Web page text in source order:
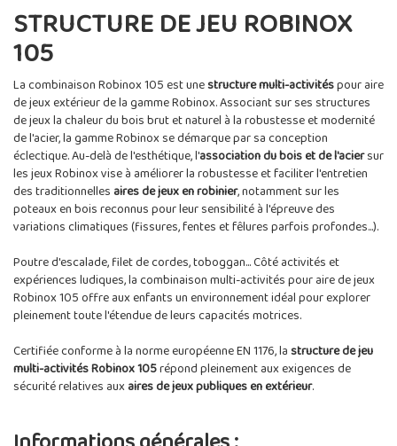
STRUCTURE DE JEU ROBINOX
105
La combinaison Robinox 105 est unestructure multi-activitéspour aire
de jeux extérieur de la gamme Robinox. Associant sur ses structures
de jeux la chaleur du bois brut et naturel à la robustesse et modernité
de l'acier, la gamme Robinox se démarque par sa conception
éclectique. Au-delà de l'esthétique, l'association du bois et de l'aciersur
les jeux Robinox vise à améliorer la robustesse et faciliter l'entretien
des traditionnelles aires de jeux en robinier, notamment sur les
poteaux en bois reconnus pour leur sensibilité à l'épreuve des
variations climatiques (fissures, fentes et fêlures parfois profondes...).
Poutre d'escalade, filet de cordes, toboggan... Côté activités et
expériences ludiques, la combinaison multi-activités pour aire de jeux
Robinox 105 offre aux enfants un environnement idéal pour explorer
pleinement toute l'étendue de leurs capacités motrices.
Certifiée conforme à la norme européenne EN 1176, lastructure de jeu
multi-activités Robinox 105répond pleinement aux exigences de
sécurité relatives aux aires de jeux publiques en extérieur.